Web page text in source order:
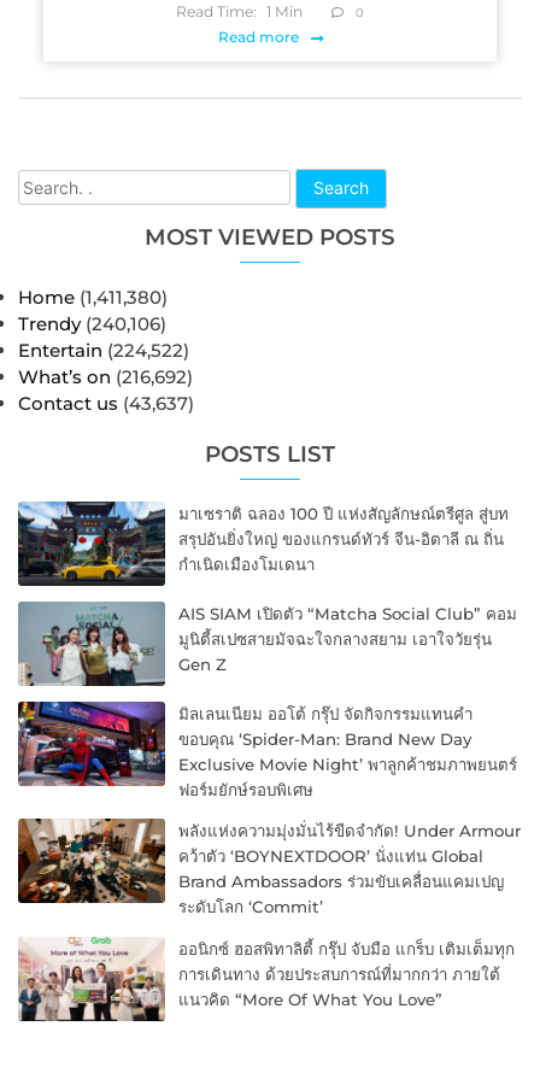
Search
MOST VIEWED POSTS
Home (1,411,380)
Trendy (240,106)
Entertain (224,522)
What’s on (216,692)
Contact us (43,637)
POSTS LIST
มาเซราติ ฉลอง 100 ปี แห่งสัญลักษณ์ตรีศูล สู่บท
สรุปอันยิ่งใหญ่ ของแกรนด์ทัวร์ จีน-อิตาลี ณ ถิ่น
กำเนิดเมืองโมเดนา
AIS SIAM เปิดตัว “Matcha Social Club” คอม
มูนิตี้สเปซสายมัจฉะใจกลางสยาม เอาใจวัยรุ่น
Gen Z
มิลเลนเนียม ออโต้ กรุ๊ป จัดกิจกรรมแทนคำ
ขอบคุณ ‘Spider-Man: Brand New Day
Exclusive Movie Night’ พาลูกค้าชมภาพยนตร์
ฟอร์มยักษ์รอบพิเศษ
พลังแห่งความมุ่งมั่นไร้ขีดจำกัด! Under Armour
คว้าตัว ‘BOYNEXTDOOR’ นั่งแท่น Global
Brand Ambassadors ร่วมขับเคลื่อนแคมเปญ
ระดับโลก ‘Commit’
ออนิกซ์ ฮอสพิทาลิตี้ กรุ๊ป จับมือ แกร็บ เติมเต็มทุก
การเดินทาง ด้วยประสบการณ์ที่มากกว่า ภายใต้
แนวคิด “More Of What You Love”
Read Time: 1 Min 0
Read more